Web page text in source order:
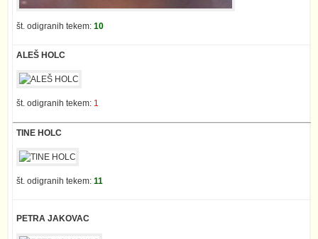
št. odigranih tekem: 10
ALEŠ HOLC
št. odigranih tekem: 1
TINE HOLC
št. odigranih tekem: 11
PETRA JAKOVAC